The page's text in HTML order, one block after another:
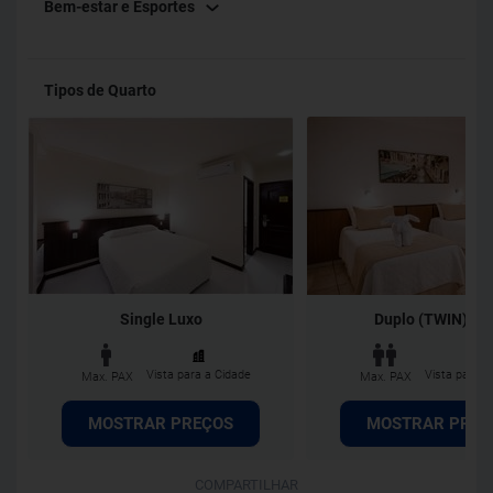
Bem-estar e Esportes
Tipos de Quarto
Single Luxo
Max. PAX Vista para a Cidade
MOSTRAR PREÇOS
Duplo (TWIN)
Max. PAX Vista para a
MOSTRAR